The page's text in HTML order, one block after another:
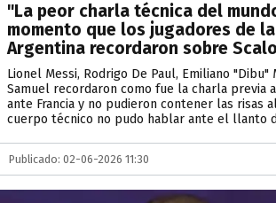
"La peor charla técnica del
momento que los jugadores de
Argentina recordaron sobre
Lionel Messi, Rodrigo De Paul, Emiliano
Samuel recordaron como fue la charla previa
ante Francia y no pudieron contener las risas
cuerpo técnico no pudo hablar ante el llanto
Publicado: 02-06-2026 11:30